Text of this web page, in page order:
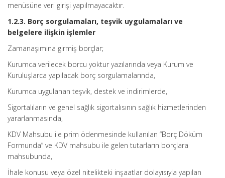
menüsüne veri girişi yapılmayacaktır.
1.2.3. Borç sorgulamaları, teşvik uygulamaları ve
belgelere ilişkin işlemler
Zamanaşımına girmiş borçlar;
Kurumca verilecek borcu yoktur yazılarında veya Kurum ve
Kuruluşlarca yapılacak borç sorgulamalarında,
Kurumca uygulanan teşvik, destek ve indirimlerde,
Sigortalıların ve genel sağlık sigortalısının sağlık hizmetlerinden
yararlanmasında,
KDV Mahsubu ile prim ödenmesinde kullanılan “Borç Döküm
Formunda” ve KDV mahsubu ile gelen tutarların borçlara
mahsubunda,
İhale konusu veya özel nitelikteki inşaatlar dolayısıyla yapılan